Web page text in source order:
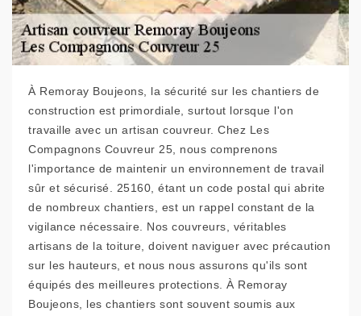
À Remoray Boujeons, la sécurité sur les chantiers de
construction est primordiale, surtout lorsque l'on
travaille avec un artisan couvreur. Chez Les
Compagnons Couvreur 25, nous comprenons
l'importance de maintenir un environnement de travail
sûr et sécurisé. 25160, étant un code postal qui abrite
de nombreux chantiers, est un rappel constant de la
vigilance nécessaire. Nos couvreurs, véritables
artisans de la toiture, doivent naviguer avec précaution
sur les hauteurs, et nous nous assurons qu'ils sont
équipés des meilleures protections. À Remoray
Boujeons, les chantiers sont souvent soumis aux